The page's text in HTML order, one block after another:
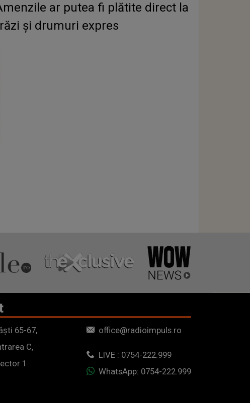
ar putea fi plătite direct la
şi drumuri expres
65-67,
C,
1
office@radioimpuls.ro
LIVE : 0754-222.999
WhatsApp: 0754-222.999